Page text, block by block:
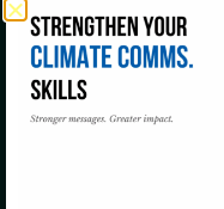
Si tienes alguna
del formulario de
encantados de